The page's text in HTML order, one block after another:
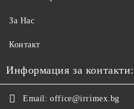
За Нас
Контакт
Информация за контакти:
Email: office@irrimex.bg